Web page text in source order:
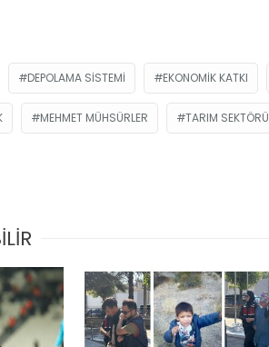
DEPOLAMA SISTEMI EKONOMIK KATKI
MEHMET MÜHSÜRLER TARIM SEKTÖRÜ